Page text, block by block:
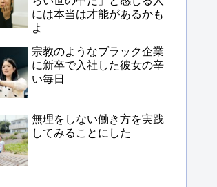
には本当は才能があるかも
よ
宗教のようなブラック企業
に新卒で入社した彼女の辛
い毎日
無理をしない働き方を実践
してみることにした